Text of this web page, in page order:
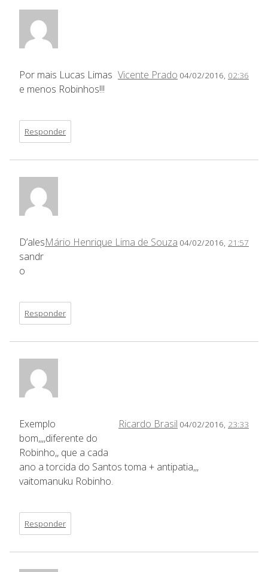
Vicente Prado 04/02/2016, 02:36
Por mais Lucas Limas
e menos Robinhos!!!
Responder
Mário Henrique Lima de Souza 04/02/2016, 21:57
D’ales
sandr
o
Responder
Ricardo Brasil 04/02/2016, 23:33
Exemplo
bom,,,,diferente do
Robinho,, que a cada
ano a torcida do Santos toma + antipatia,,,
vaitomanuku Robinho.
Responder